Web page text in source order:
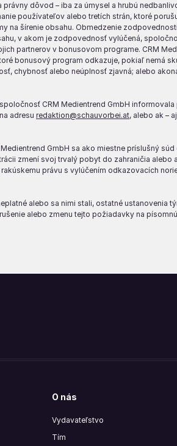
dôvod – iba za úmysel a hrubú
používateľov alebo tretích strán, ktoré
na šírenie obsahu. Obmedzenie
v akom je zodpovednosť vylúčená,
partnerov v bonusovom programe. CRM
bonusový program odkazuje, pokiaľ nemá
chybnosť alebo neúplnosť zjavná; alebo
CRM Medientrend GmbH
adresu redaktion@schauvorbei.at, alebo ak –
GmbH sa ako miestne príslušný
zmení svoj trvalý pobyt do zahraničia
právu s vylúčením odkazovacích
alebo sa nimi stali, ostatné ustanovenia
alebo zmenu tejto požiadavky na
O nás
Vydavateľstvo
Tím